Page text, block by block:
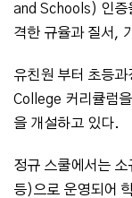
and Schools) 인증
격한 규율과 질서,
유친원 부터 초등과
College 커리큘럼
을 개설하고 있다.
정규 스쿨에서는
등)으로 운영되어